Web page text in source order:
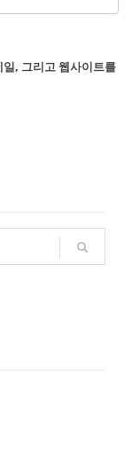
, 그리고 웹사이트를